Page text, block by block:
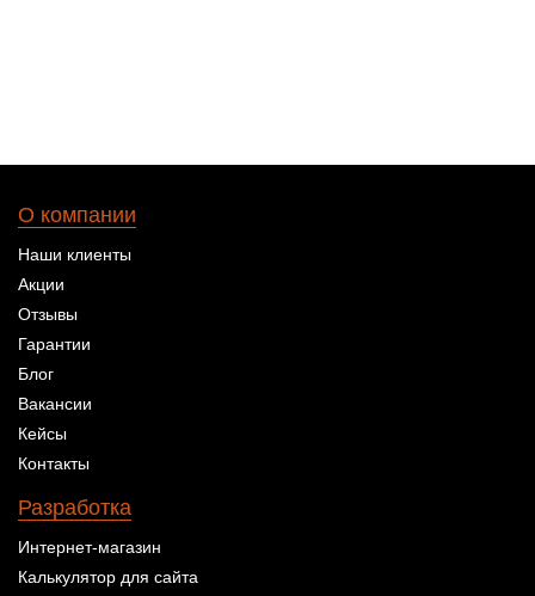
О компании
Наши клиенты
Акции
Отзывы
Гарантии
Блог
Вакансии
Кейсы
Контакты
Разработка
Интернет-магазин
Калькулятор для сайта